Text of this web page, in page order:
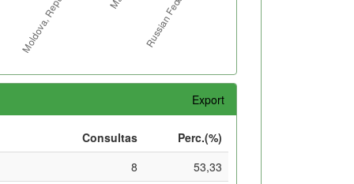
Export
Consultas
Perc.(%)
8
53,33